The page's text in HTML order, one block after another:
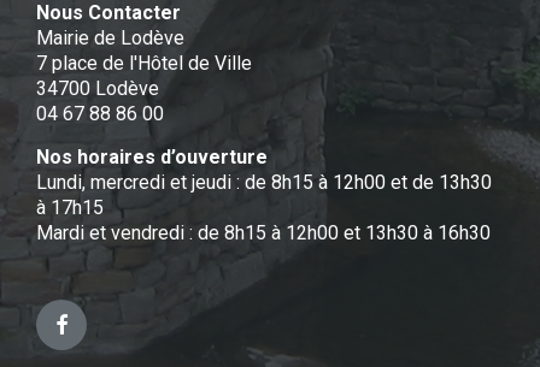
Nous Contacter
Mairie de Lodève
7 place de l'Hôtel de Ville
34700 Lodève
04 67 88 86 00
Nos horaires d’ouverture
Lundi, mercredi et jeudi : de 8h15 à 12h00 et de 13h30
à 17h15
Mardi et vendredi : de 8h15 à 12h00 et 13h30 à 16h30
Facebook